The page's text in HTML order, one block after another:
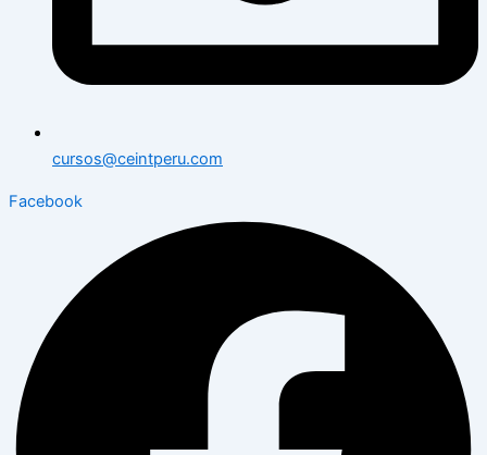
cursos@ceintperu.com
Facebook